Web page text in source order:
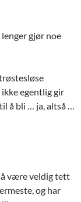
gjør noe
egentlig gir
å bli … ja, altså …
være veldig tett
og har